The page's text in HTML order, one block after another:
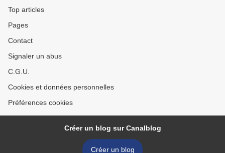
Top articles
Pages
Contact
Signaler un abus
C.G.U.
Cookies et données personnelles
Préférences cookies
Créer un blog sur Canalblog
Créer un blog